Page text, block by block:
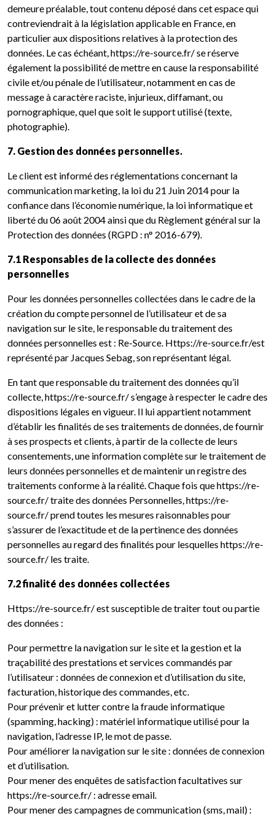
demeure préalable, tout contenu déposé dans cet espace qui
contreviendrait à la législation applicable en France, en
particulier aux dispositions relatives à la protection des
données. Le cas échéant, https://re-source.fr/ se réserve
également la possibilité de mettre en cause la responsabilité
civile et/ou pénale de l’utilisateur, notamment en cas de
message à caractère raciste, injurieux, diffamant, ou
pornographique, quel que soit le support utilisé (texte,
photographie).
7. Gestion des données personnelles.
Le client est informé des réglementations concernant la
communication marketing, la loi du 21 Juin 2014 pour la
confiance dans l’économie numérique, la loi informatique et
liberté du 06 août 2004 ainsi que du Règlement général sur la
Protection des données (RGPD : n° 2016-679).
7.1 Responsables de la collecte des données
personnelles
Pour les données personnelles collectées dans le cadre de la
création du compte personnel de l’utilisateur et de sa
navigation sur le site, le responsable du traitement des
données personnelles est : Re-Source. Https://re-source.fr/est
représenté par Jacques Sebag, son représentant légal.
En tant que responsable du traitement des données qu’il
collecte, https://re-source.fr/ s’engage à respecter le cadre des
dispositions légales en vigueur. Il lui appartient notamment
d’établir les finalités de ses traitements de données, de fournir
à ses prospects et clients, à partir de la collecte de leurs
consentements, une information complète sur le traitement de
leurs données personnelles et de maintenir un registre des
traitements conforme à la réalité. Chaque fois que https://re-
source.fr/ traite des données Personnelles, https://re-
source.fr/ prend toutes les mesures raisonnables pour
s’assurer de l’exactitude et de la pertinence des données
personnelles au regard des finalités pour lesquelles https://re-
source.fr/ les traite.
7.2 finalité des données collectées
Https://re-source.fr/ est susceptible de traiter tout ou partie
des données :
Pour permettre la navigation sur le site et la gestion et la
traçabilité des prestations et services commandés par
l’utilisateur : données de connexion et d’utilisation du site,
facturation, historique des commandes, etc.
Pour prévenir et lutter contre la fraude informatique
(spamming, hacking) : matériel informatique utilisé pour la
navigation, l’adresse IP, le mot de passe.
Pour améliorer la navigation sur le site : données de connexion
et d’utilisation.
Pour mener des enquêtes de satisfaction facultatives sur
https://re-source.fr/ : adresse email.
Pour mener des campagnes de communication (sms, mail) :